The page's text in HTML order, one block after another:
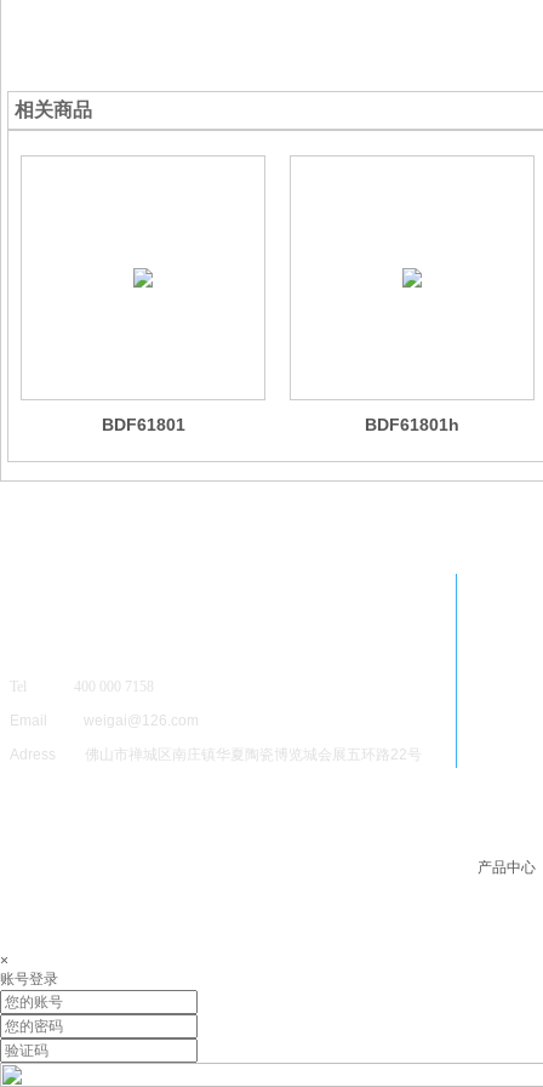
相关商品
BDF61801 BDF61801h
Tel 400 000 7158
Email weigai@126.com
Adress 佛山市禅城区南庄镇华夏陶瓷博览城会展五环路22号
产品中心
×
账号登录